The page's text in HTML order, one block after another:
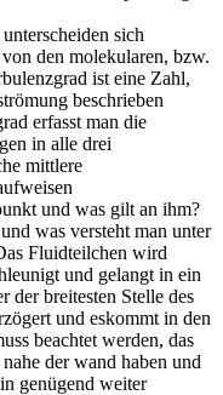
sich
den molekularen, bzw.
ist eine Zahl,
beschrieben
erfasst man die
in alle drei
mittlere
und was gilt an ihm?
was versteht man unter
Fluidteilchen wird
und gelangt in ein
der breitesten Stelle des
und eskommt in den
beachtet werden, das
der wand haben und
genügend weiter